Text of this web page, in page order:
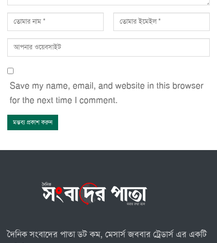
Save my name, email, and website in this browser
for the next time I comment.
দৈনিক সংবাদের পাতা ডট কম, মেসার্স জববার ট্রেডার্স এর একটি